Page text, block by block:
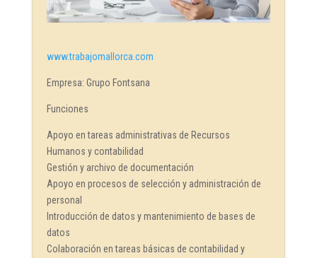
www.trabajomallorca.com
Empresa: Grupo Fontsana
Funciones
Apoyo en tareas administrativas de Recursos
Humanos y contabilidad
Gestión y archivo de documentación
Apoyo en procesos de selección y administración de
personal
Introducción de datos y mantenimiento de bases de
datos
Colaboración en tareas básicas de contabilidad y